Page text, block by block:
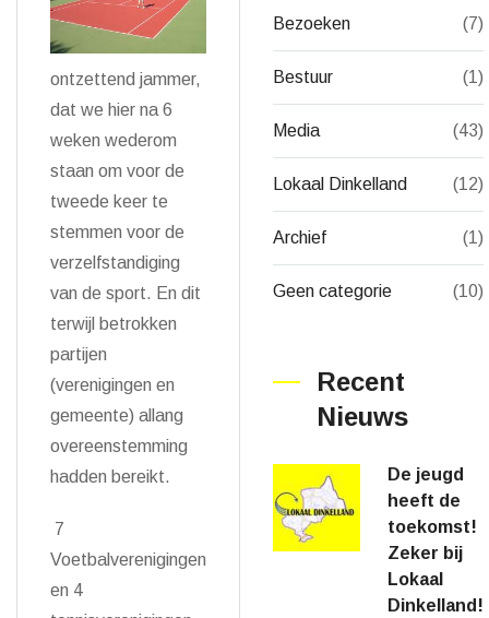
ontzettend jammer,
dat we hier na 6
weken wederom
staan om voor de
tweede keer te
stemmen voor de
verzelfstandiging
van de sport. En dit
terwijl betrokken
partijen
(verenigingen en
gemeente) allang
overeenstemming
hadden bereikt.
7
Voetbalverenigingen
en 4
Bezoeken (7)
Bestuur (1)
Media (43)
Lokaal Dinkelland (12)
Archief (1)
Geen categorie (10)
Recent
Nieuws
De jeugd
heeft de
toekomst!
Zeker bij
Lokaal
Dinkelland!